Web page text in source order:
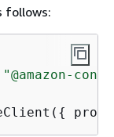
follows:
"@amazon-
{